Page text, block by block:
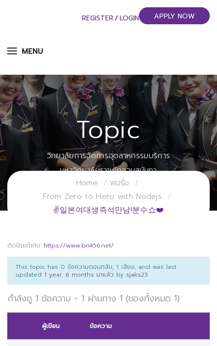
MENU
REGISTER / LOGIN APPLY NOW
Topic
วิทยาลัยการจัดการอุตสาหกรรมบริการ
มหาวิทยาลัยราชภัฏสวนสุนันทา
Home
ฟอรั่ม
From Zero to Hero with Nodejs
✌일본여대생즉석만남!분수쇼❤️
ติดป้ายกำกับ: https://www.bn456.net/
This topic has 0 ข้อความตอบกลับ, 1 เสียง, and was last
updated 1 year, 6 months มาแล้ว by sjaks23.
กำลังดู 1 ข้อความ - 1 ผ่านทาง 1 (ของทั้งหมด 1)
ผู้เขียน ข้อความ